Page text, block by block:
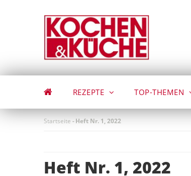
REZEPTE TOP-THEMEN
Startseite -Heft Nr. 1, 2022
Heft Nr. 1, 2022